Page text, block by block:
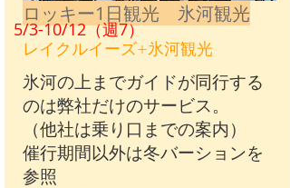
ロッキー1日観光 氷河観光
レイクルイーズ+氷河観光
5/3-10/12（週7）
氷河の上までガイドが同行する
のは弊社だけのサービス。
（他社は乗り口までの案内）
催行期間以外は冬バーションを
参照